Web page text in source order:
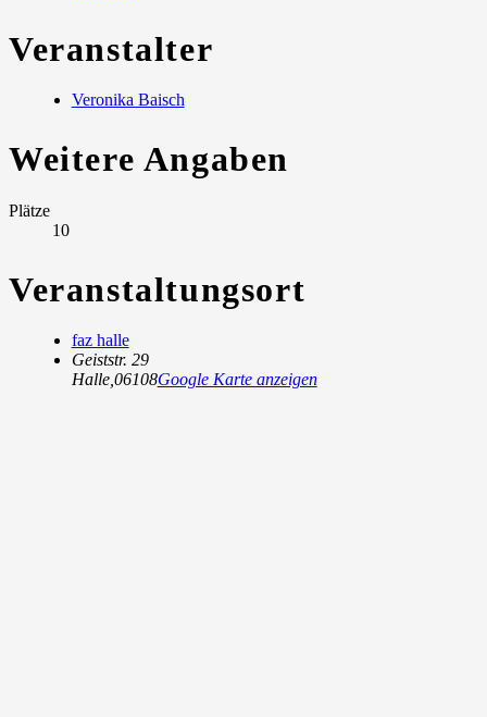
Veranstalter
Veronika Baisch
Weitere Angaben
Plätze
10
Veranstaltungsort
faz halle
Geiststr. 29
Halle, 06108Google Karte anzeigen